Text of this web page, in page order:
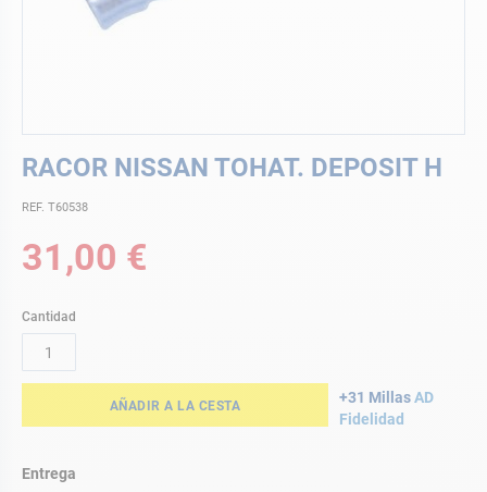
RACOR NISSAN TOHAT. DEPOSIT H
REF. T60538
31,00 €
Cantidad
AÑADIR A LA CESTA +31 MillasAD
Fidelidad
Entrega
al
de
galería
de